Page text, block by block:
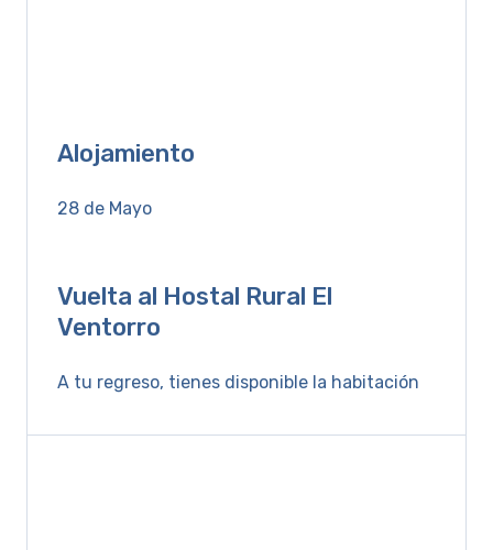
Alojamiento
28 de Mayo
Vuelta al Hostal Rural El
Ventorro
A tu regreso, tienes disponible la habitación